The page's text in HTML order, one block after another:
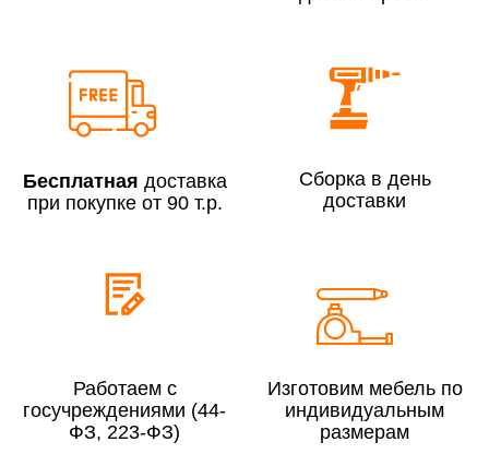
Сборка по Москве в будние дни при заказе:
Сборка по Московской области при заказе:
До 300 000 руб.
Бесплатная доставка
при покупке от 90 т.р.
Сборка в день
доставки
Работаем с
госучреждениями (44-
ФЗ, 223-ФЗ)
Изготовим мебель по
индивидуальным
размерам